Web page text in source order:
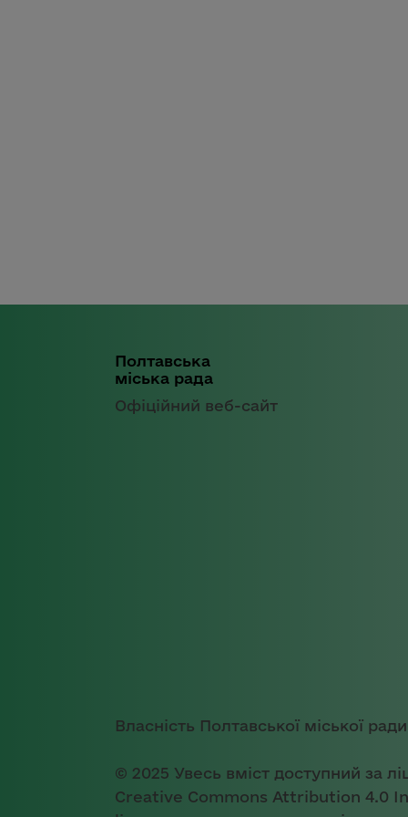
Полтавська
міська рада
Офіційний веб-сайт
Власність Полтавської міської ради
© 2025 Увесь вміст доступний за
Creative Commons Attribution 4.0